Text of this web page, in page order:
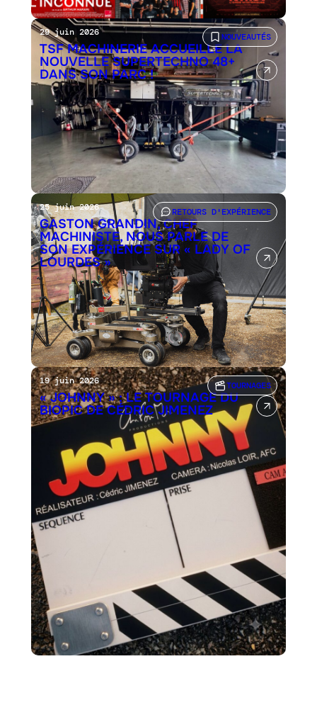
NOUVEAUTÉS
29 juin 2026
TSF MACHINERIE ACCUEILLE LA
NOUVELLE SUPERTECHNO 48+
DANS SON PARC !
RETOURS D'EXPÉRIENCE
25 juin 2026
GASTON GRANDIN, CHEF
MACHINISTE, NOUS PARLE DE
SON EXPÉRIENCE SUR « LADY OF
LOURDES »
TOURNAGES
19 juin 2026
« JOHNNY » : LE TOURNAGE DU
BIOPIC DE CÉDRIC JIMENEZ